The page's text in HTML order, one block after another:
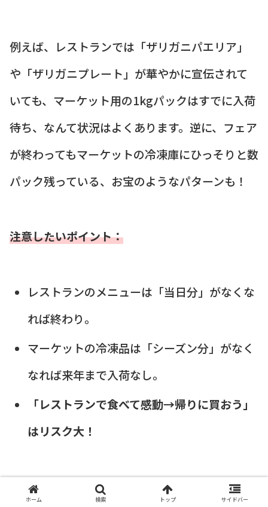
例えば、レストランでは「ザリガニパエリア」
や「ザリガニプレート」が華やかに宣伝されて
いても、マーケット用の1kgパックはすでに入荷
待ち、なんて状況はよくあります。逆に、フェア
が終わってもマーケットの冷凍庫にひっそりと数
パック残っている、お宝のようなパターンも！
注意したいポイント：
レストランのメニューは「当日分」がなくな
れば終わり。
マーケットの冷凍品は「シーズン分」がなく
なれば来年まで入荷なし。
「レストランで食べて感動→帰りに買おう」
はリスク大！
私の経験上、本当に欲しいなら先に1階のマーケ
ホーム 検索 トップ サイドバー